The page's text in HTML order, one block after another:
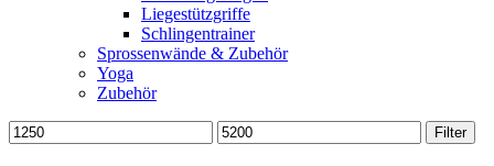
Liegestützgriffe
Schlingentrainer
Sprossenwände & Zubehör
Yoga
Zubehör
Min.
Preis
Max.
Preis
Filter